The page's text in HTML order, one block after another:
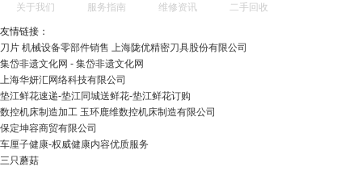
关于我们 服务指南 维修资讯 二手回收
友情链接：
刀片 机械设备零部件销售 上海陇优精密刀具股份有限公司
集岱非遗文化网 - 集岱非遗文化网
上海华妍汇网络科技有限公司
垫江鲜花速递-垫江同城送鲜花-垫江鲜花订购
数控机床制造加工 玉环鹿维数控机床制造有限公司
保定坤容商贸有限公司
车厘子健康-权威健康内容优质服务
三只蘑菇